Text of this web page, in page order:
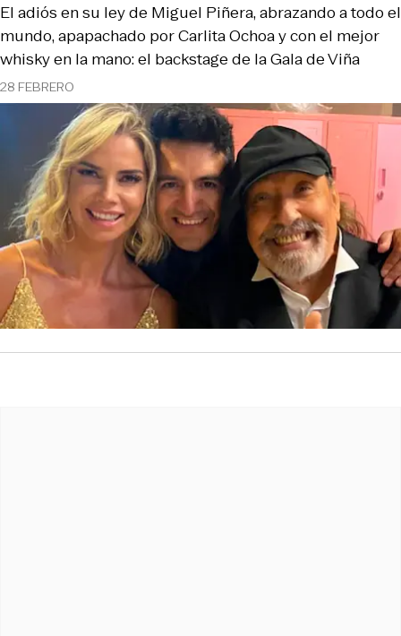
28 FEBRERO
El adiós en su ley de Miguel Piñera, abrazando a todo el
mundo, apapachado por Carlita Ochoa y con el mejor
whisky en la mano: el backstage de la Gala de Viña